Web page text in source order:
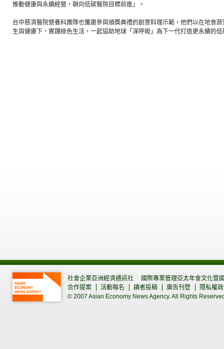
推動健康與永續經營，朝向低碳醫院目標前進」。
台中慈濟醫院營養科團隊也獲邀參與頒獎典禮的創意料理示範，他們以在地食
生與健康下，實踐綠色生活，一起協助地球「深呼吸」為下一代打造更永續的
社會企業亞洲經濟通訊社
國際專業管理亞太年會文化暨
合作提案
活動報名 讀者投稿 廣告刊登
隱私權
© 2007 Asian Economy News Agency. All Rights